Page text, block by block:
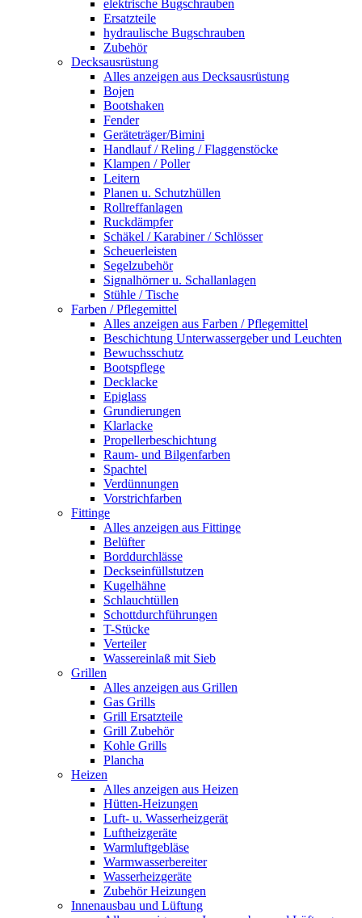
elektrische Bugschrauben
Ersatzteile
hydraulische Bugschrauben
Zubehör
Decksausrüstung
Alles anzeigen aus Decksausrüstung
Bojen
Bootshaken
Fender
Geräteträger/Bimini
Handlauf / Reling / Flaggenstöcke
Klampen / Poller
Leitern
Planen u. Schutzhüllen
Rollreffanlagen
Ruckdämpfer
Schäkel / Karabiner / Schlösser
Scheuerleisten
Segelzubehör
Signalhörner u. Schallanlagen
Stühle / Tische
Farben / Pflegemittel
Alles anzeigen aus Farben / Pflegemittel
Beschichtung Unterwassergeber und Leuchten
Bewuchsschutz
Bootspflege
Decklacke
Epiglass
Grundierungen
Klarlacke
Propellerbeschichtung
Raum- und Bilgenfarben
Spachtel
Verdünnungen
Vorstrichfarben
Fittinge
Alles anzeigen aus Fittinge
Belüfter
Borddurchlässe
Deckseinfüllstutzen
Kugelhähne
Schlauchtüllen
Schottdurchführungen
T-Stücke
Verteiler
Wassereinlaß mit Sieb
Grillen
Alles anzeigen aus Grillen
Gas Grills
Grill Ersatzteile
Grill Zubehör
Kohle Grills
Plancha
Heizen
Alles anzeigen aus Heizen
Hütten-Heizungen
Luft- u. Wasserheizgerät
Luftheizgeräte
Warmluftgebläse
Warmwasserbereiter
Wasserheizgeräte
Zubehör Heizungen
Innenausbau und Lüftung